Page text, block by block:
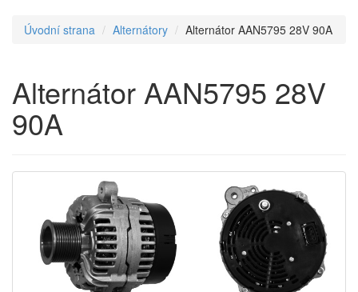
Úvodní strana Alternátory Alternátor AAN5795 28V 90A
Alternátor AAN5795 28V
90A